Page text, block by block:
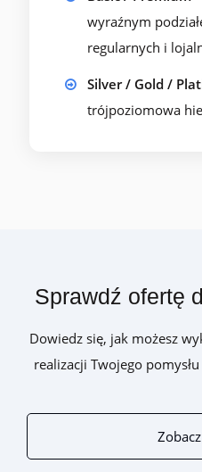
wyraźnym
regularnych i
Silver / Gold /
trójpoziomowa
Sprawdź ofertę
Dowiedz się, jak możesz
realizacji Twojego